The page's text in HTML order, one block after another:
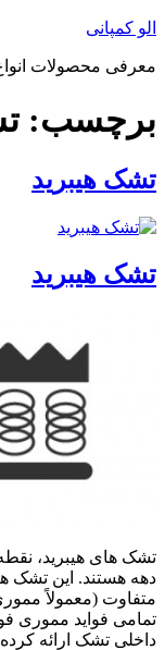
پرش
محتوا
الو کمپانی
معرفی محصولات
برچسب:
تشک هیبرید
تشک هیبرید
تشک های هیبرید،
دهه هستند. این تشک
متفاوت (معمولاً
تمامی فواید مموری
داخلی تشک ارائه کرده